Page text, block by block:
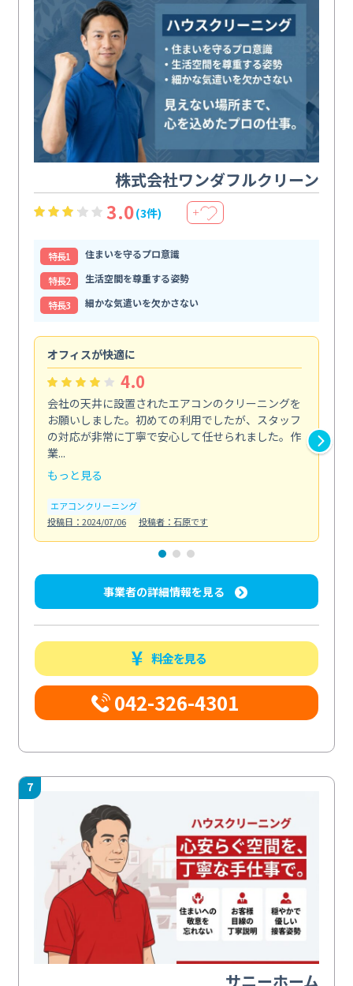
株式会社ワンダフルクリーン
3.0(3件) ＋
特⻑1
住まいを守るプロ意識
特⻑2
生活空間を尊重する姿勢
特⻑3
細かな気遣いを欠かさない
オフィスが快適に
4.0
会社の天井に設置されたエアコンのクリーニングを
お願いしました。初めての利用でしたが、スタッフ
の対応が非常に丁寧で安心して任せられました。作
業...
もっと見る
エアコンクリーニング
投稿日：2024/07/06
投稿者：石原です
事業者の詳細情報を見る
料金を見る
042-326-4301
7
サニーホーム